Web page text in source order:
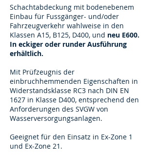
Schachtabdeckung mit bodenebenem
Einbau für Fussgänger- und/oder
Fahrzeugverkehr wahlweise in den
Klassen A15, B125, D400, und neu E600.
In eckiger oder runder Ausführung
erhältlich.
Mit Prüfzeugnis der
einbruchhemmenden Eigenschaften in
Widerstandsklasse RC3 nach DIN EN
1627 in Klasse D400, entsprechend den
Anforderungen des SVGW von
Wasserversorgungsanlagen.
Geeignet für den Einsatz in Ex-Zone 1
und Ex-Zone 21.